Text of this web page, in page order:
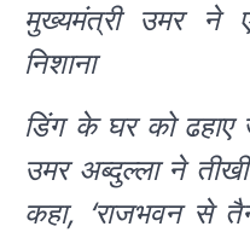
मुख्यमंत्री उमर ने
निशाना
डिंग के घर को ढहाए
उमर अब्दुल्ला ने
कहा, ‘राजभवन से